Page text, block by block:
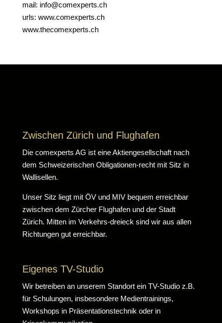
mail: info@comexperts.ch
urls: www.comexperts.ch
www.thecomexperts.ch
Zwischen Zürich und Flughafen
Die comexperts AG ist eine Aktiengesellschaft nach
dem Schweizerischen Obligationen-recht mit Sitz in
Wallisellen.
Unser Sitz liegt mit ÖV und MIV bequem erreichbar
zwischen dem Zürcher Flughafen und der Stadt
Zürich. Mitten im Verkehrs-dreieck sind wir aus allen
Richtungen gut erreichbar.
Eigenes TV-Studio
Wir betreiben an unserem Standort ein TV-Studio z.B.
für Schulungen, insbesondere Medientrainings,
Workshops in Präsentationstechnik oder in